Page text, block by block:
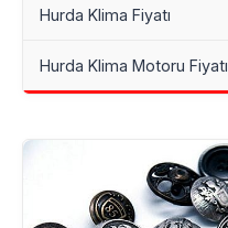
Hurda Klima Fiyatı
Hurda Klima Motoru Fiyatı